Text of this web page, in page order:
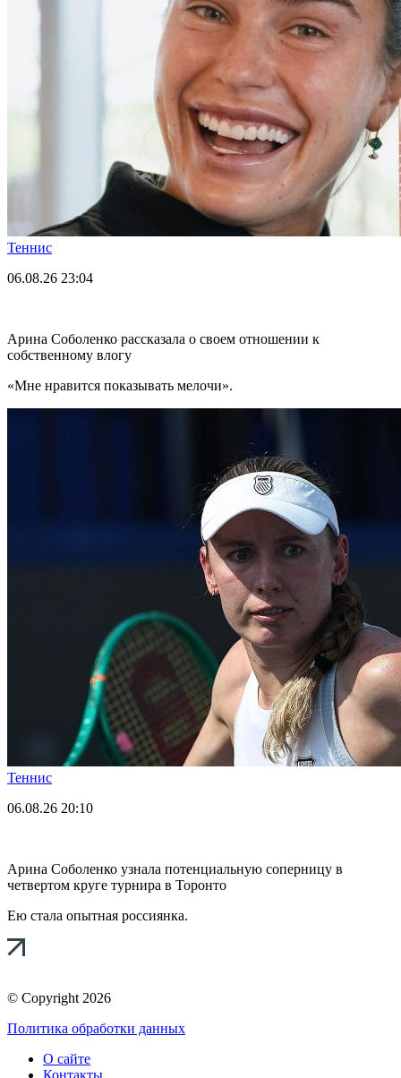
Теннис
06.08.26 23:04
Арина Соболенко рассказала о своем отношении к
собственному влогу
«Мне нравится показывать мелочи».
Теннис
06.08.26 20:10
Арина Соболенко узнала потенциальную соперницу в
четвертом круге турнира в Торонто
Ею стала опытная россиянка.
© Copyright 2026
Политика обработки данных
О сайте
Контакты